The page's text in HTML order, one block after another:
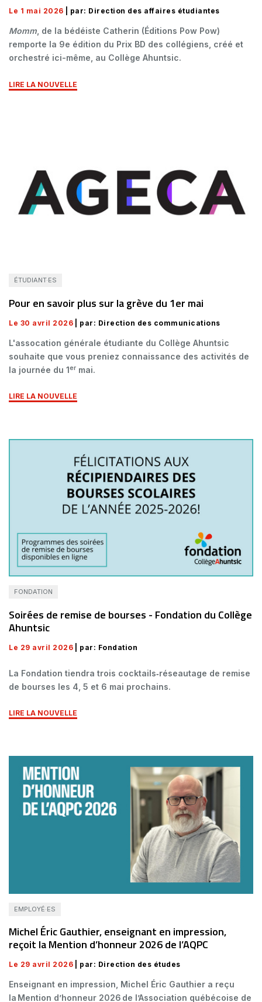
Le 1 mai 2026 | par: Direction des affaires étudiantes
Momm , de la bédéiste Catherin (Éditions Pow Pow)
remporte la 9e édition du Prix BD des collégiens, créé et
orchestré ici-même, au Collège Ahuntsic.
LIRE LA NOUVELLE
ÉTUDIANT·ES
Pour en savoir plus sur la grève du 1er mai
Le 30 avril 2026 | par: Direction des communications
L'assocation générale étudiante du Collège Ahuntsic
souhaite que vous preniez connaissance des activités de
la journée du 1er mai.
LIRE LA NOUVELLE
FONDATION
Soirées de remise de bourses - Fondation du Collège
Ahuntsic
Le 29 avril 2026 | par: Fondation
La Fondation tiendra trois cocktails‑réseautage de remise
de bourses les 4, 5 et 6 mai prochains.
LIRE LA NOUVELLE
EMPLOYÉ·ES
Michel Éric Gauthier, enseignant en impression,
reçoit la Mention d’honneur 2026 de l’AQPC
Le 29 avril 2026 | par: Direction des études
Enseignant en impression, Michel Éric Gauthier a reçu
la Mention d’honneur 2026 de l’Association québécoise de